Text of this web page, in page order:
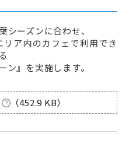
シーズンに合わせ、
ア内のカフェで利用でき
ン』を実施します。
（452.9 KB）